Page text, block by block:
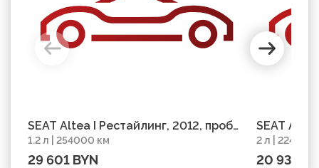
SEAT Altea I Рестайлинг, 2012, пробег
254000 км
1.2 л | 254000 км
29 601 BYN
SEAT
2 л | 224000
20 930